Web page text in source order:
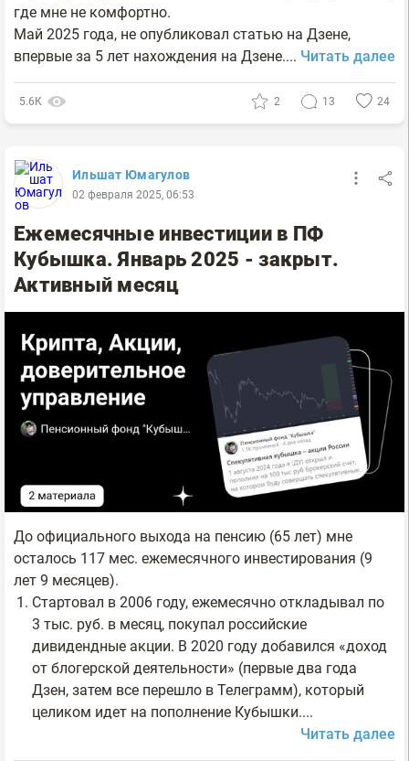
где мне не комфортно.
Май 2025 года, не опубликовал статью на Дзене,
впервые за 5 лет нахождения на Дзене.... Читать далее
5.6К 2 13 24
Ильшат Юмагулов
02 февраля 2025, 06:53
Ежемесячные инвестиции в ПФ
Кубышка. Январь 2025 - закрыт.
Активный месяц
До официального выхода на пенсию (65 лет) мне
осталось 117 мес. ежемесячного инвестирования (9
лет 9 месяцев).
Стартовал в 2006 году, ежемесячно откладывал по
3 тыс. руб. в месяц, покупал российские
дивидендные акции. В 2020 году добавился «доход
от блогерской деятельности» (первые два года
Дзен, затем все перешло в Телеграмм), который
целиком идет на пополнение Кубышки....
Читать далее